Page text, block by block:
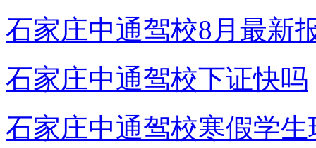
石家庄中通驾校8月最新
石家庄中通驾校下证快吗
石家庄中通驾校寒假学生